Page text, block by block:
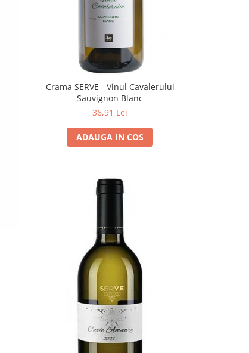
Crama SERVE - Vinul Cavalerului
Sauvignon Blanc
36,91 Lei
ADAUGA IN COS